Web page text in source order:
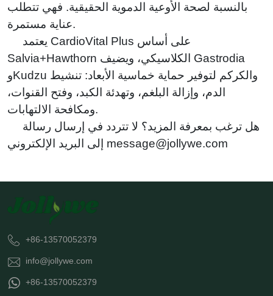
بالنسبة لصحة الأوعية الدموية الحقيقية. فهي تتطلب
عناية مستمرة.
Salvia+Hawthorn الكلاسيكي، ويضيف Gastrodia
وKudzu والكركم لتوفير حماية خماسية الأبعاد: تنشيط
الدم، وإزالة البلغم، وتهدئة الكبد، وفتح القنوات،
ومكافحة الالتهابات.
إلى البريد الإلكتروني message@jollywe.com
+86-13570052379
info@jollywe.com
+86-13570052379